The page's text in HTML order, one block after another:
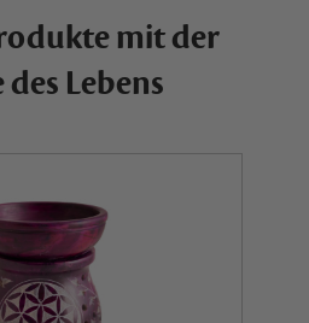
mit der
Lebens